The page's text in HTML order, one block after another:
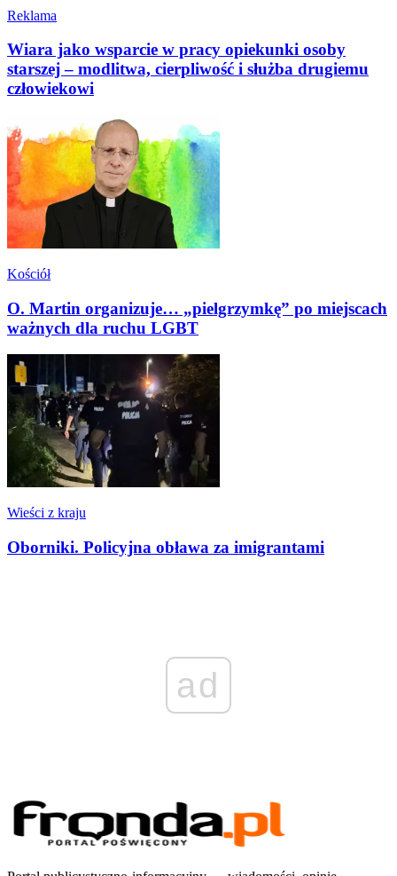
Reklama
Wiara jako wsparcie w pracy opiekunki osoby
starszej – modlitwa, cierpliwość i służba drugiemu
człowiekowi
Kościół
O. Martin organizuje… „pielgrzymkę” po miejscach
ważnych dla ruchu LGBT
Wieści z kraju
Oborniki. Policyjna obława za imigrantami
ad